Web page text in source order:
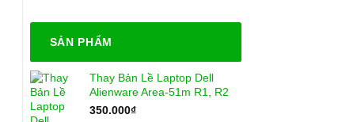
SẢN PHẨM
Thay Bản Lề Laptop Dell
Alienware Area-51m R1, R2
350.000₫